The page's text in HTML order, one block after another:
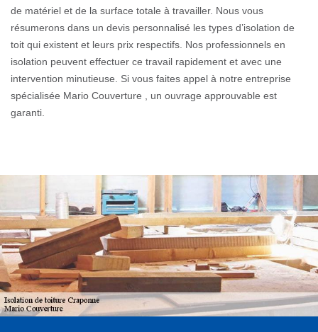
de matériel et de la surface totale à travailler. Nous vous
résumerons dans un devis personnalisé les types d’isolation de
toit qui existent et leurs prix respectifs. Nos professionnels en
isolation peuvent effectuer ce travail rapidement et avec une
intervention minutieuse. Si vous faites appel à notre entreprise
spécialisée Mario Couverture , un ouvrage approuvable est
garanti.